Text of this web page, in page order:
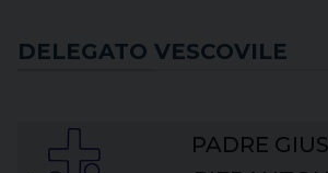
DELEGATO VESCOVILE
PADRE